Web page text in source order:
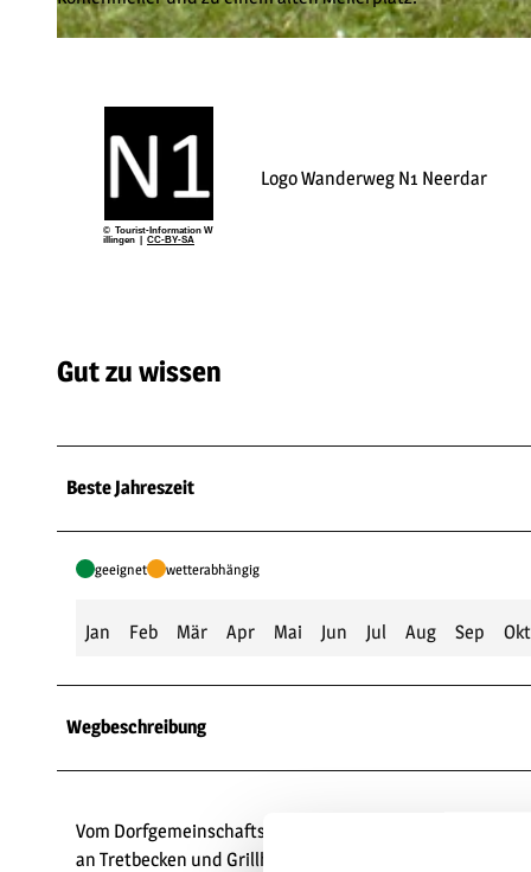
© Tourist-Information W
illingen | CC-BY-SA
Logo Wanderweg N1 Neerdar
Gut zu wissen
Beste Jahreszeit
geeignet wetterabhängig
Jan Feb Mär Apr Mai Jun Jul Aug Sep Okt
Wegbeschreibung
Vom Dorfgemeinschaftshaus folgt man bergauf dem
an Tretbecken und Grillhütte mit Meilerplatz führt der